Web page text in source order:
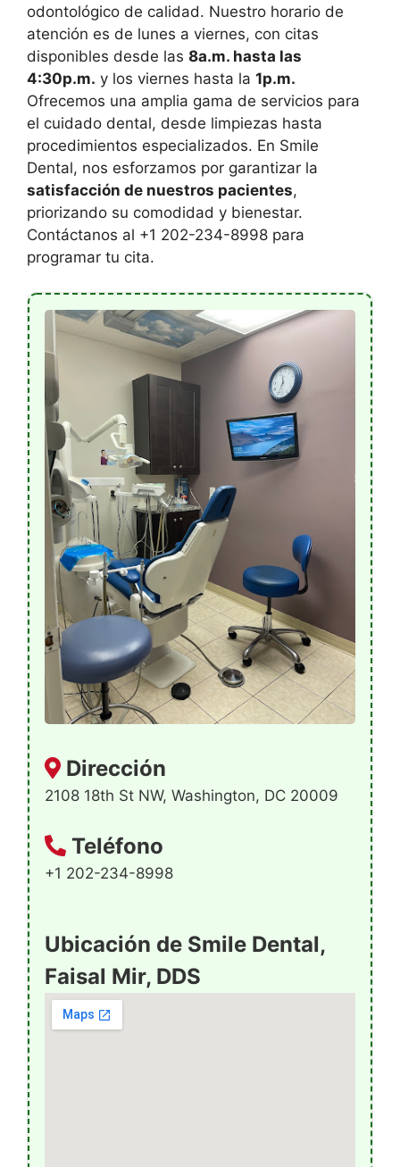
odontológico de calidad. Nuestro horario de
atención es de lunes a viernes, con citas
disponibles desde las 8a.m. hasta las
4:30p.m. y los viernes hasta la 1p.m.
Ofrecemos una amplia gama de servicios para
el cuidado dental, desde limpiezas hasta
procedimientos especializados. En Smile
Dental, nos esforzamos por garantizar la
satisfacción de nuestros pacientes,
priorizando su comodidad y bienestar.
Contáctanos al +1 202-234-8998 para
programar tu cita.
Dirección
2108 18th St NW, Washington, DC 20009
Teléfono
+1 202-234-8998
Ubicación de Smile Dental,
Faisal Mir, DDS